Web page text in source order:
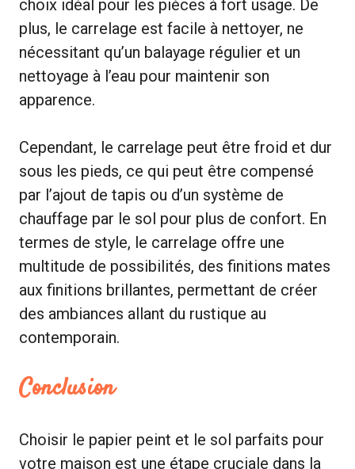
choix idéal pour les pièces à fort usage. De
plus, le carrelage est facile à nettoyer, ne
nécessitant qu’un balayage régulier et un
nettoyage à l’eau pour maintenir son
apparence.
Cependant, le carrelage peut être froid et dur
sous les pieds, ce qui peut être compensé
par l’ajout de tapis ou d’un système de
chauffage par le sol pour plus de confort. En
termes de style, le carrelage offre une
multitude de possibilités, des finitions mates
aux finitions brillantes, permettant de créer
des ambiances allant du rustique au
contemporain.
Conclusion
Choisir le papier peint et le sol parfaits pour
votre maison est une étape cruciale dans la